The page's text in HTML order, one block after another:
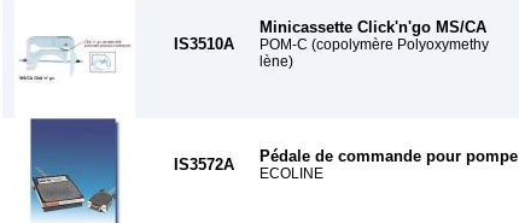
IS3510A
Minicassette Click'n'go MS/CA
POM-C (copolymère Polyoxymethy
lène)
IS3572A Pédale de commande pour pompe
ECOLINE